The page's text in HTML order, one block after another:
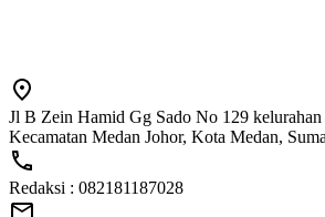
Jl B Zein Hamid Gg Sado No 129
Kecamatan Medan Johor, Kota Medan,
Redaksi : 082181187028